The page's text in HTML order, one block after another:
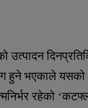
उत्पादन
हुने भएकाले यसको
रहेको